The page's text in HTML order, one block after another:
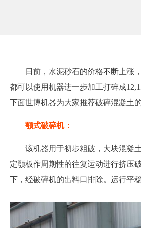
日前，水泥砂石的价格不断上涨
都可以使用机器进一步加工打碎成
下面世博机器为大家推荐破碎混凝土的
颚式破碎机：
该机器用于初步粗破，大块混凝
定颚板作周期性的往复运动进行挤压
下，经破碎机的出料口排除。运行平